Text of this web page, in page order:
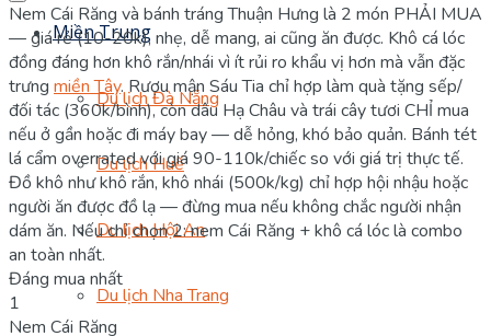
Miền Trung
Du lịch Đà Nẵng
Du lịch Huế
Du lịch Hội An
Du lịch Nha Trang
Nem Cái Răng và bánh tráng Thuận Hưng là 2 món PHẢI MUA
— giá rẻ (10-20k), nhẹ, dễ mang, ai cũng ăn được. Khô cá lóc
đồng đáng hơn khô rắn/nhái vì ít rủi ro khẩu vị hơn mà vẫn đặc
trưng miền Tây. Rượu mận Sáu Tia chỉ hợp làm quà tặng sếp/
đối tác (360k/bình), còn dâu Hạ Châu và trái cây tươi CHỈ mua
nếu ở gần hoặc đi máy bay — dễ hỏng, khó bảo quản. Bánh tét
lá cẩm overrated với giá 90-110k/chiếc so với giá trị thực tế.
Đồ khô như khô rắn, khô nhái (500k/kg) chỉ hợp hội nhậu hoặc
người ăn được đồ lạ — đừng mua nếu không chắc người nhận
dám ăn. Nếu chỉ chọn 2: nem Cái Răng + khô cá lóc là combo
an toàn nhất.
Đáng mua nhất
1
Nem Cái Răng